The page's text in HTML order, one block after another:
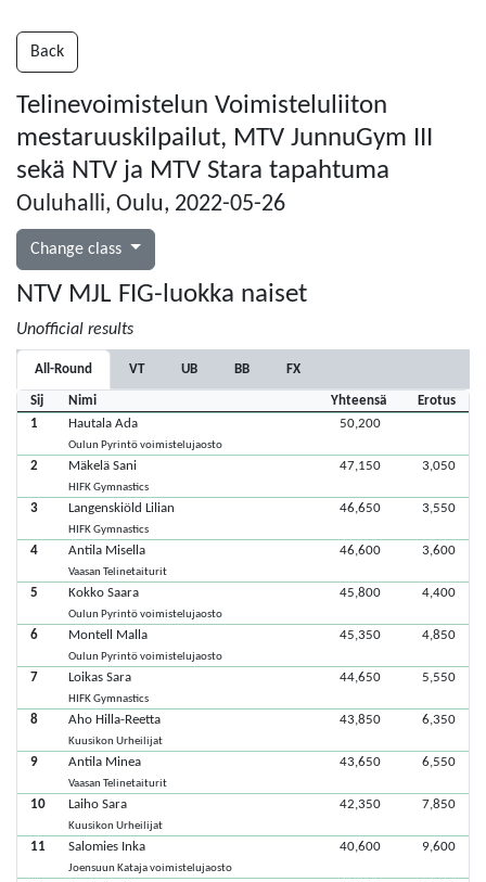
Back
Telinevoimistelun Voimisteluliiton
mestaruuskilpailut, MTV JunnuGym III
sekä NTV ja MTV Stara tapahtuma
Ouluhalli, Oulu, 2022-05-26
Change class
NTV MJL FIG-luokka naiset
Unofficial results
All-Round VT UB BB FX
Sij Nimi Yhteensä
Erotus
1
Hautala Ada
Oulun Pyrintö voimistelujaosto
50,200
2 Mäkelä Sani
HIFK Gymnastics
47,150 3,050
3 Langenskiöld Lilian
HIFK Gymnastics
46,650 3,550
4 Antila Misella
Vaasan Telinetaiturit
46,600 3,600
5 Kokko Saara
Oulun Pyrintö voimistelujaosto
45,800 4,400
6 Montell Malla
Oulun Pyrintö voimistelujaosto
45,350 4,850
7 Loikas Sara
HIFK Gymnastics
44,650 5,550
8 Aho Hilla-Reetta
Kuusikon Urheilijat
43,850 6,350
9 Antila Minea
Vaasan Telinetaiturit
43,650 6,550
10 Laiho Sara
Kuusikon Urheilijat
42,350 7,850
11 Salomies Inka
Joensuun Kataja voimistelujaosto
40,600 9,600